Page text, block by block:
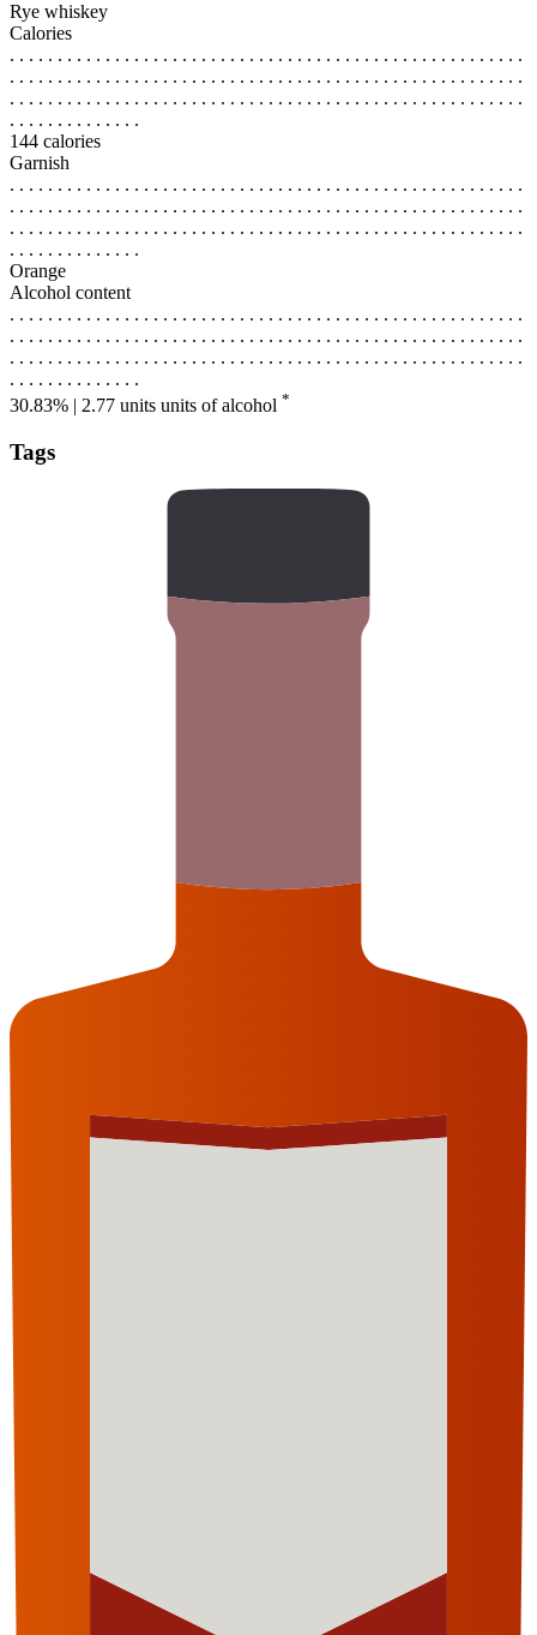
Rye whiskey
Calories
. . . . . . . . . . . . . . . . . . . . . . . . . . . . . . . . . . . . . . . . . . . . . . . . . . . . . .
. . . . . . . . . . . . . . . . . . . . . . . . . . . . . . . . . . . . . . . . . . . . . . . . . . . . . .
. . . . . . . . . . . . . . . . . . . . . . . . . . . . . . . . . . . . . . . . . . . . . . . . . . . . . .
. . . . . . . . . . . . . .
144 calories
Garnish
. . . . . . . . . . . . . . . . . . . . . . . . . . . . . . . . . . . . . . . . . . . . . . . . . . . . . .
. . . . . . . . . . . . . . . . . . . . . . . . . . . . . . . . . . . . . . . . . . . . . . . . . . . . . .
. . . . . . . . . . . . . . . . . . . . . . . . . . . . . . . . . . . . . . . . . . . . . . . . . . . . . .
. . . . . . . . . . . . . .
Orange
Alcohol content
. . . . . . . . . . . . . . . . . . . . . . . . . . . . . . . . . . . . . . . . . . . . . . . . . . . . . .
. . . . . . . . . . . . . . . . . . . . . . . . . . . . . . . . . . . . . . . . . . . . . . . . . . . . . .
. . . . . . . . . . . . . . . . . . . . . . . . . . . . . . . . . . . . . . . . . . . . . . . . . . . . . .
. . . . . . . . . . . . . .
30.83% | 2.77 units units of alcohol *
Tags